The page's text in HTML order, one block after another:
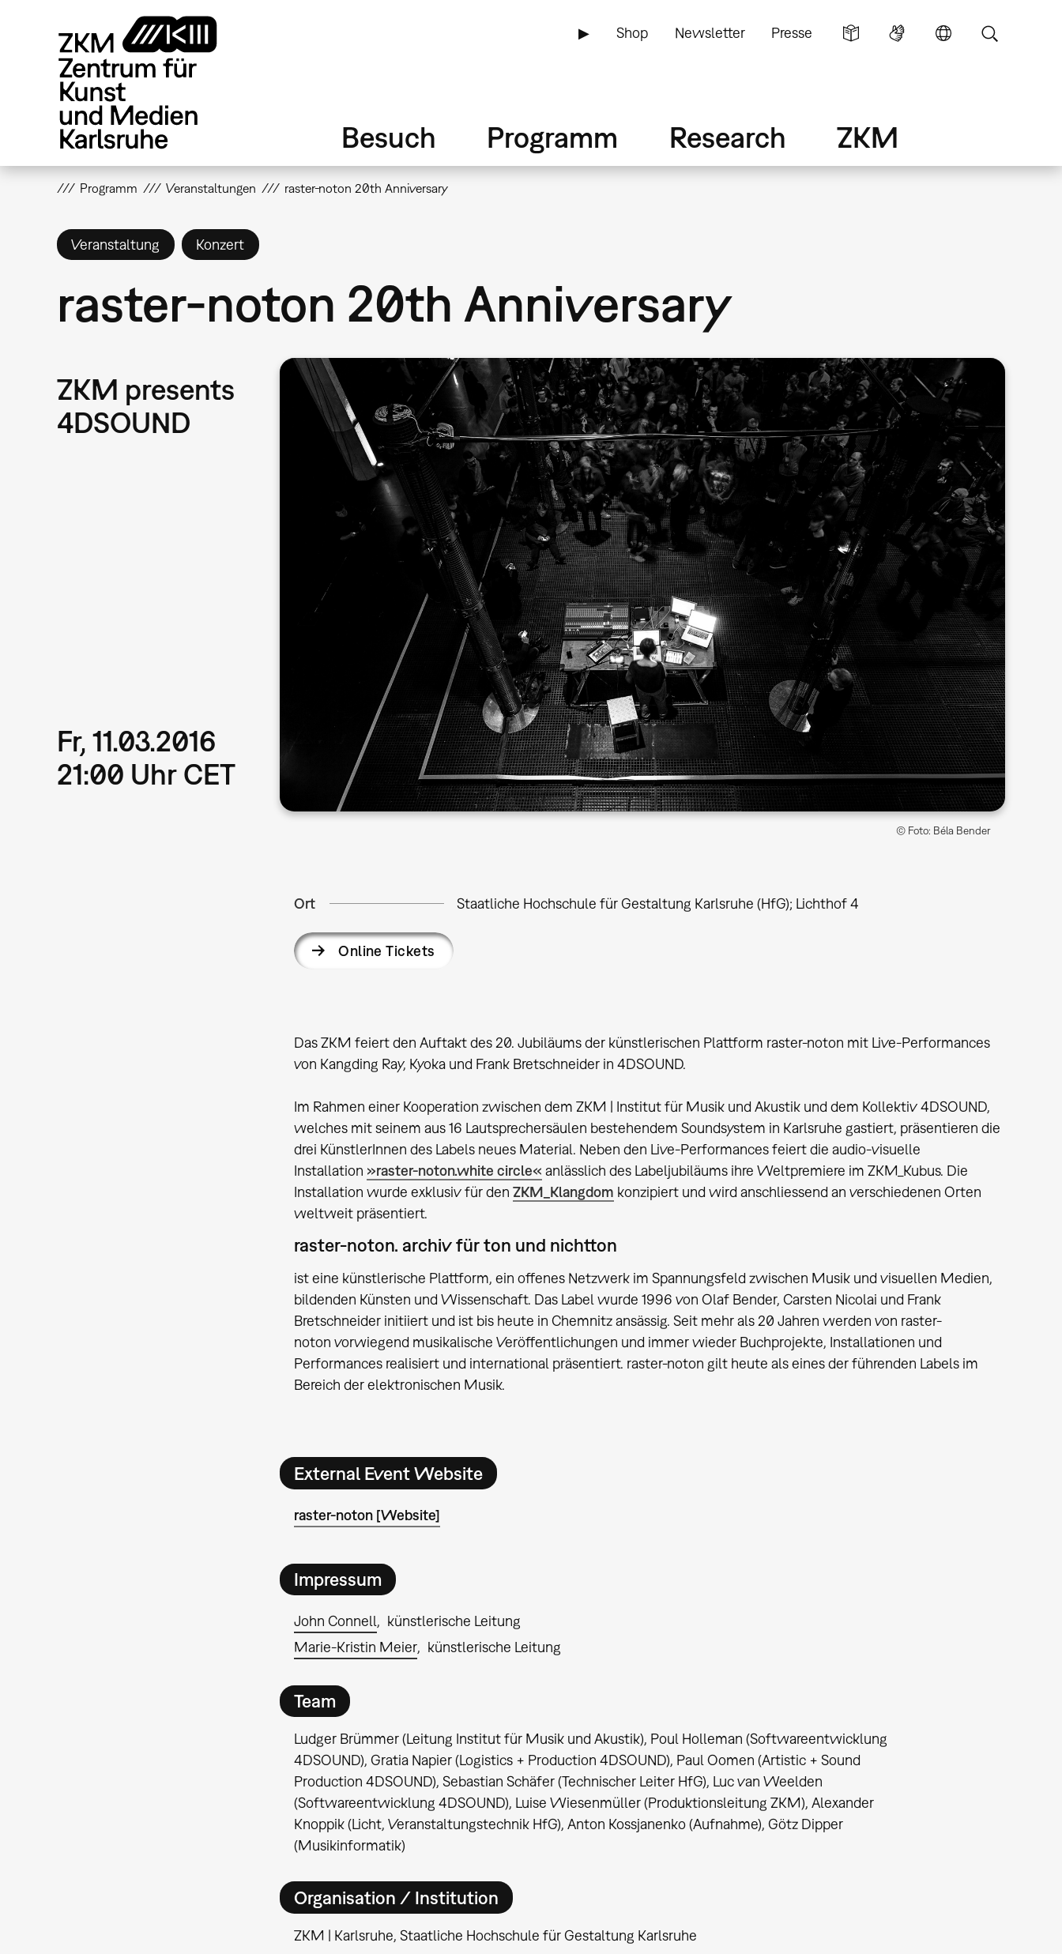
▶ Shop Newsletter Presse
Besuch Programm Research ZKM
Programm Veranstaltungen raster-noton 20th Anniversary
Veranstaltung Konzert
raster-noton 20th Anniversary
ZKM presents
4DSOUND
Fr, 11.03.2016
21:00 Uhr CET
© Foto: Béla Bender
Ort Staatliche Hochschule für Gestaltung Karlsruhe (HfG); Lichthof 4
Online Tickets
Das ZKM feiert den Auftakt des 20. Jubiläums der künstlerischen Plattform raster-noton mit Live-Performances
von Kangding Ray, Kyoka und Frank Bretschneider in 4DSOUND.
Im Rahmen einer Kooperation zwischen dem ZKM | Institut für Musik und Akustik und dem Kollektiv 4DSOUND,
welches mit seinem aus 16 Lautsprechersäulen bestehendem Soundsystem in Karlsruhe gastiert, präsentieren die
drei KünstlerInnen des Labels neues Material. Neben den Live-Performances feiert die audio-visuelle
Installation »raster-noton.white circle« anlässlich des Labeljubiläums ihre Weltpremiere im ZKM_Kubus. Die
Installation wurde exklusiv für den ZKM_Klangdom konzipiert und wird anschliessend an verschiedenen Orten
weltweit präsentiert.
raster-noton. archiv für ton und nichtton
ist eine künstlerische Plattform, ein offenes Netzwerk im Spannungsfeld zwischen Musik und visuellen Medien,
bildenden Künsten und Wissenschaft. Das Label wurde 1996 von Olaf Bender, Carsten Nicolai und Frank
Bretschneider initiiert und ist bis heute in Chemnitz ansässig. Seit mehr als 20 Jahren werden von raster-
noton vorwiegend musikalische Veröffentlichungen und immer wieder Buchprojekte, Installationen und
Performances realisiert und international präsentiert. raster-noton gilt heute als eines der führenden Labels im
Bereich der elektronischen Musik.
External Event Website
raster-noton [Website]
Impressum
John Connell
künstlerische Leitung
Marie-Kristin Meier
künstlerische Leitung
Team
Ludger Brümmer (Leitung Institut für Musik und Akustik), Poul Holleman (Softwareentwicklung
4DSOUND), Gratia Napier (Logistics + Production 4DSOUND), Paul Oomen (Artistic + Sound
Production 4DSOUND), Sebastian Schäfer (Technischer Leiter HfG), Luc van Weelden
(Softwareentwicklung 4DSOUND), Luise Wiesenmüller (Produktionsleitung ZKM), Alexander
Knoppik (Licht, Veranstaltungstechnik HfG), Anton Kossjanenko (Aufnahme), Götz Dipper
(Musikinformatik)
Organisation / Institution
ZKM | Karlsruhe, Staatliche Hochschule für Gestaltung Karlsruhe